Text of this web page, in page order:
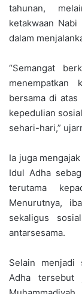
tahunan,
ketakwaan
dalam
“Semangat
menempatkan
bersama di
kepedulian
sehari-hari,”
Ia juga
Idul Adha
terutama
Menurutnya,
sekaligus
antarsesama.
Selain menjadi
Adha tersebut